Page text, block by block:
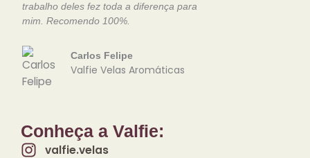
trabalho deles fez toda a diferença para
mim. Recomendo 100%.
Carlos Felipe
Valfie Velas Aromáticas
Conheça a Valfie:
valfie.velas